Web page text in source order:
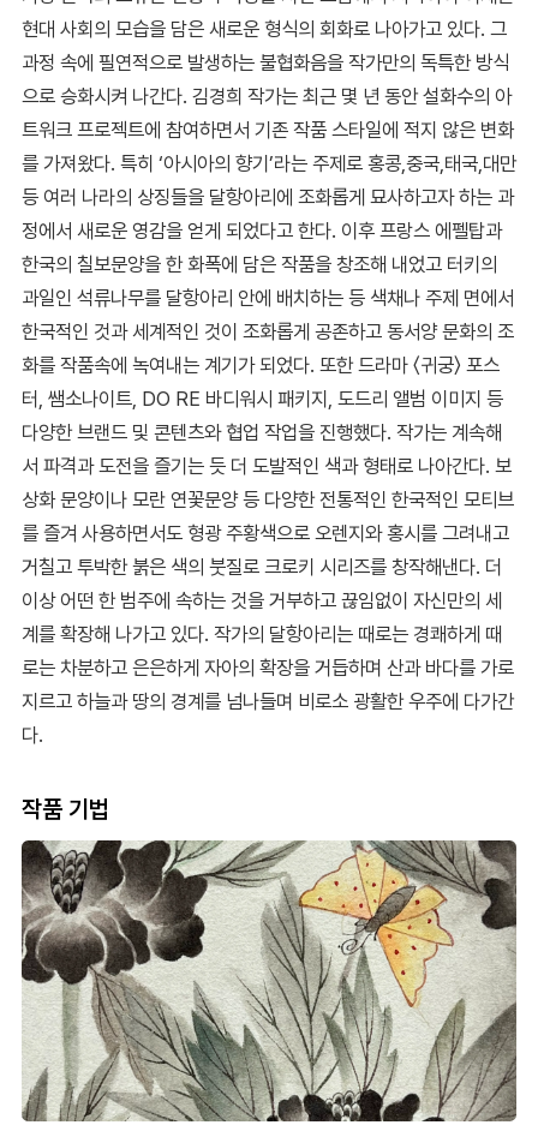
현대 사회의 모습을 담은 새로운 형식의 회화로 나아가고 있다. 그
과정 속에 필연적으로 발생하는 불협화음을 작가만의 독특한 방식
으로 승화시켜 나간다. 김경희 작가는 최근 몇 년 동안 설화수의 아
트워크 프로젝트에 참여하면서 기존 작품 스타일에 적지 않은 변화
를 가져왔다. 특히 ‘아시아의 향기’라는 주제로 홍콩,중국,태국,대만
등 여러 나라의 상징들을 달항아리에 조화롭게 묘사하고자 하는 과
정에서 새로운 영감을 얻게 되었다고 한다. 이후 프랑스 에펠탑과
한국의 칠보문양을 한 화폭에 담은 작품을 창조해 내었고 터키의
과일인 석류나무를 달항아리 안에 배치하는 등 색채나 주제 면에서
한국적인 것과 세계적인 것이 조화롭게 공존하고 동서양 문화의 조
화를 작품속에 녹여내는 계기가 되었다. 또한 드라마 〈귀궁〉 포스
터, 쌤소나이트, DO RE 바디워시 패키지, 도드리 앨범 이미지 등
다양한 브랜드 및 콘텐츠와 협업 작업을 진행했다. 작가는 계속해
서 파격과 도전을 즐기는 듯 더 도발적인 색과 형태로 나아간다. 보
상화 문양이나 모란 연꽃문양 등 다양한 전통적인 한국적인 모티브
를 즐겨 사용하면서도 형광 주황색으로 오렌지와 홍시를 그려내고
거칠고 투박한 붉은 색의 붓질로 크로키 시리즈를 창작해낸다. 더
이상 어떤 한 범주에 속하는 것을 거부하고 끊임없이 자신만의 세
계를 확장해 나가고 있다. 작가의 달항아리는 때로는 경쾌하게 때
로는 차분하고 은은하게 자아의 확장을 거듭하며 산과 바다를 가로
지르고 하늘과 땅의 경계를 넘나들며 비로소 광활한 우주에 다가간
다.
작품 기법